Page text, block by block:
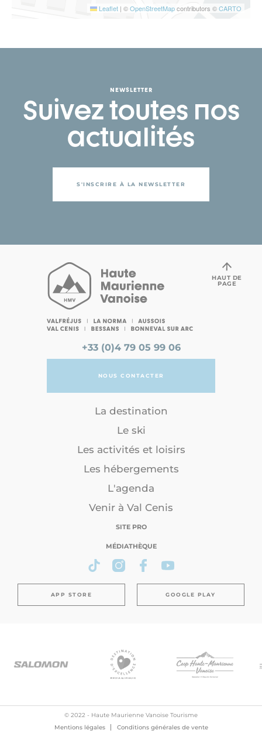
Leaflet | ©OpenStreetMapcontributors ©CARTO
NEWSLETTER
Suivez toutes nos
actualités
S'INSCRIRE À LA NEWSLETTER
+33 (0)4 79 05 99 06
NOUS CONTACTER
La destination
Le ski
Les activités et loisirs
Les hébergements
L'agenda
Venir à Val Cenis
SITE PRO
MÉDIATHÈQUE
APP STORE GOOGLE PLAY
HAUT DE
PAGE
© 2022 - Haute Maurienne Vanoise Tourisme
Mentions légales
Conditions générales de vente